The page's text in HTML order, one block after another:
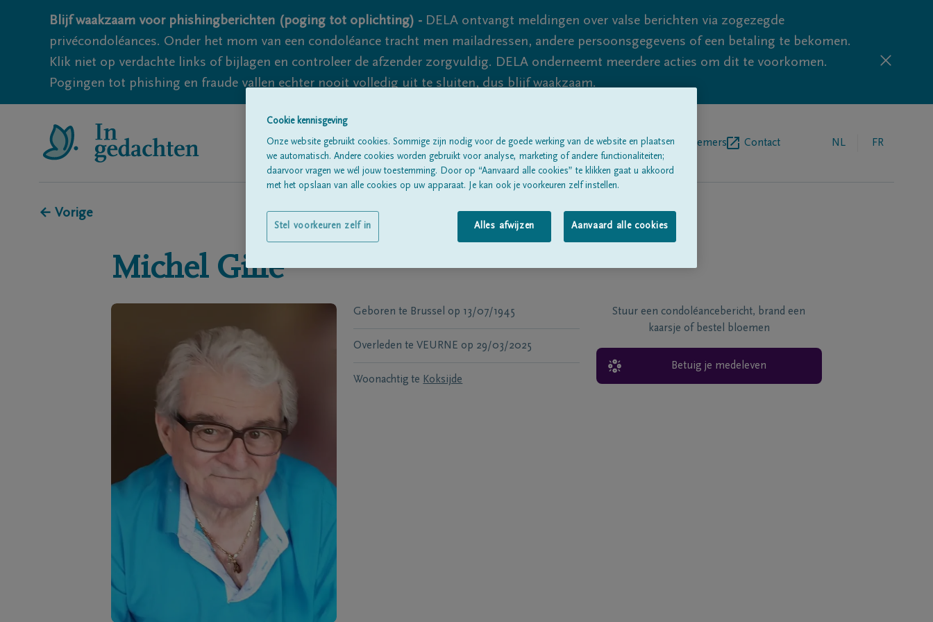
Blijf waakzaam voor phishingberichten (poging tot oplichting) - DELA ontvangt meldingen over valse berichten via zogezegde
privécondoléances. Onder het mom van een condoléance tracht men mailadressen, andere persoonsgegevens of een betaling te bekomen.
Klik niet op verdachte links of bijlagen en controleer de afzender zorgvuldig. DELA onderneemt meerdere acties om dit te voorkomen.
Pogingen tot phishing en fraude vallen echter nooit volledig uit te sluiten, dus blijf waakzaam.
Alle rouwberichtenOver onsBegrafenisondernemers Contact NL FR
← Vorige
Michel Gille
Geboren te Brussel op 13/07/1945
Overleden te VEURNE op 29/03/2025
Woonachtig te Koksijde
Stuur een condoléancebericht, brand een
kaarsje of bestel bloemen
Betuig je medeleven
Cookie kennisgeving
Onze website gebruikt cookies. Sommige zijn nodig voor de goede werking van de website en plaatsen
we automatisch. Andere cookies worden gebruikt voor analyse, marketing of andere functionaliteiten;
daarvoor vragen we wél jouw toestemming. Door op “Aanvaard alle cookies” te klikken gaat u akkoord
met het opslaan van alle cookies op uw apparaat. Je kan ook je voorkeuren zelf instellen.
Alles afwijzen Aanvaard alle cookies
Stel voorkeuren zelf in